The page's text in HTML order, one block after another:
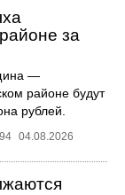
за
—
районе будут
рублей.
04.08.2026